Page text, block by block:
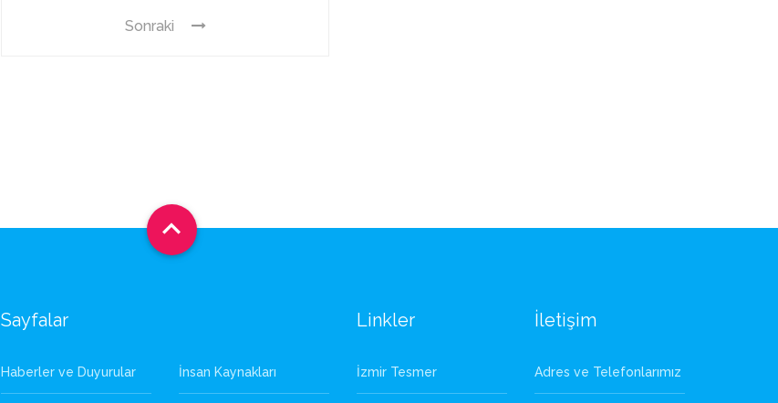
Sonraki

Sayfalar
Haberler ve Duyurular İnsan Kaynakları
Linkler
İzmir Tesmer
İletişim
Adres ve Telefonlarımız